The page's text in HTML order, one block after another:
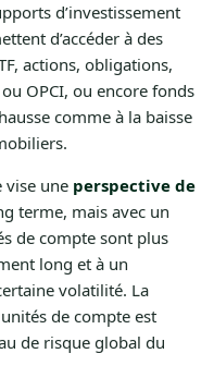
d’investissement
d’accéder à des
actions, obligations,
OPCI, ou encore fonds
comme à la baisse
vise une perspective de
terme, mais avec un
de compte sont plus
long et à un
volatilité. La
de compte est
de risque global du